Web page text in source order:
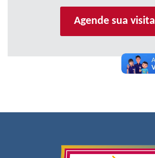
Agende sua visita